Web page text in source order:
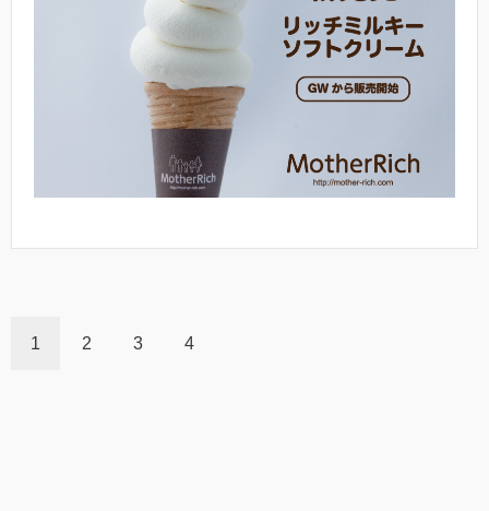
1 2 3 4